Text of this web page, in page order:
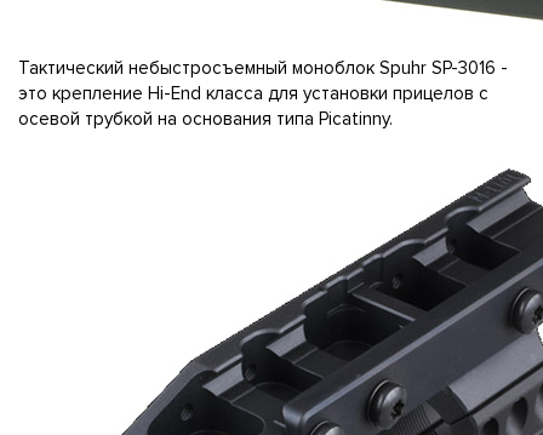
Тактический небыстросъемный моноблок Spuhr SP-3016 -
это крепление Hi-End класса для установки прицелов с
осевой трубкой на основания типа Picatinny.